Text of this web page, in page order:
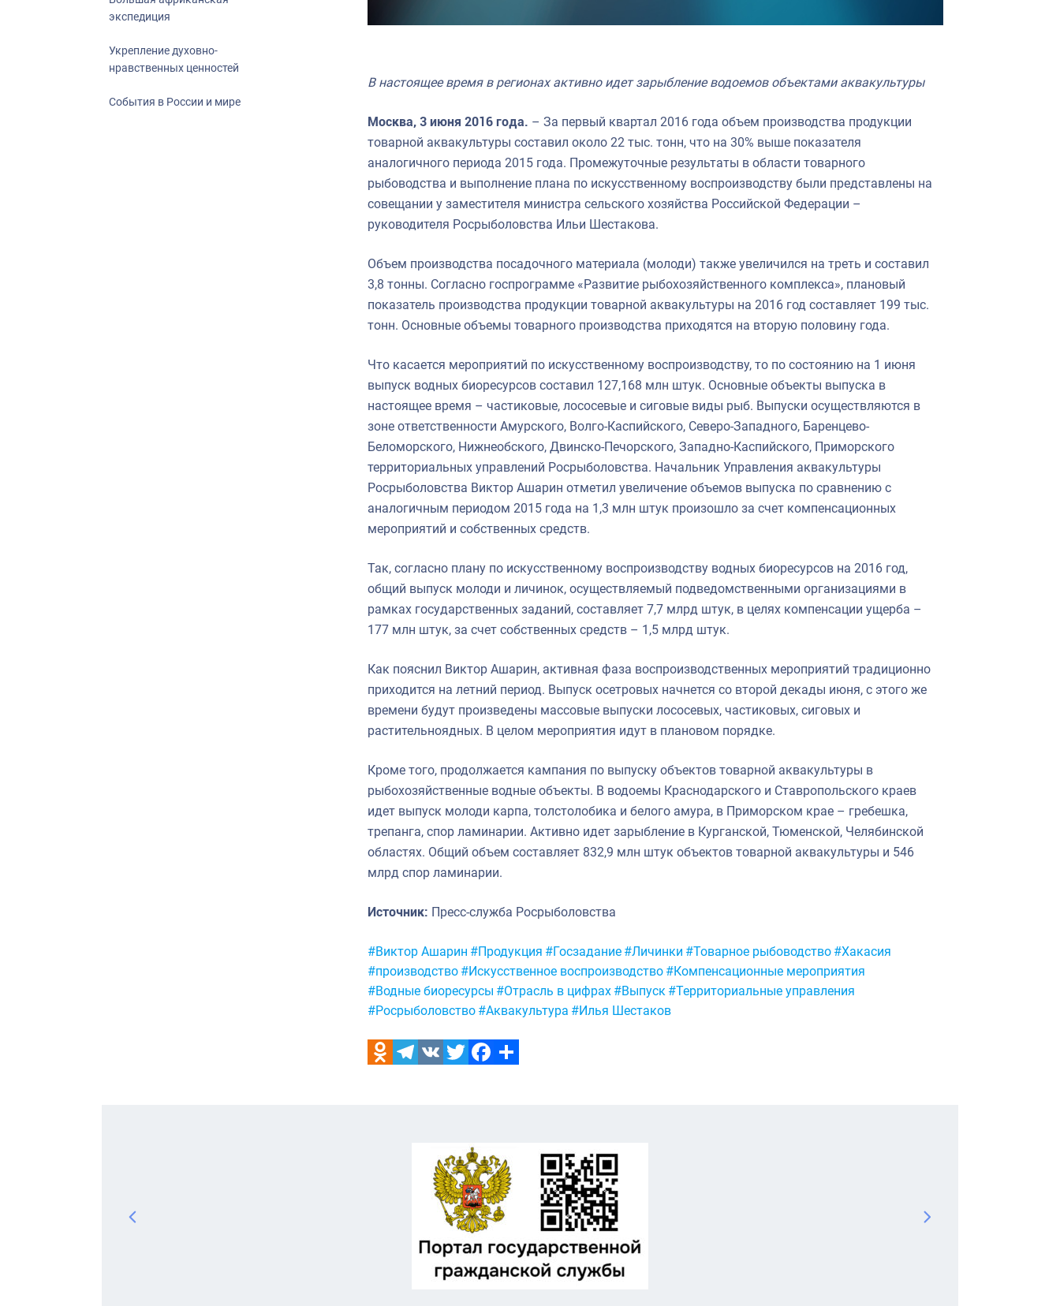
экспедиция
Укрепление духовно-
нравственных ценностей
События в России и мире
В настоящее время в регионах активно идет зарыбление водоемов объектами аквакультуры
Москва, 3 июня 2016 года. – За первый квартал 2016 года объем производства продукции
товарной аквакультуры составил около 22 тыс. тонн, что на 30% выше показателя
аналогичного периода 2015 года. Промежуточные результаты в области товарного
рыбоводства и выполнение плана по искусственному воспроизводству были представлены на
совещании у заместителя министра сельского хозяйства Российской Федерации –
руководителя Росрыболовства Ильи Шестакова.
Объем производства посадочного материала (молоди) также увеличился на треть и составил
3,8 тонны. Согласно госпрограмме «Развитие рыбохозяйственного комплекса», плановый
показатель производства продукции товарной аквакультуры на 2016 год составляет 199 тыс.
тонн. Основные объемы товарного производства приходятся на вторую половину года.
Что касается мероприятий по искусственному воспроизводству, то по состоянию на 1 июня
выпуск водных биоресурсов составил 127,168 млн штук. Основные объекты выпуска в
настоящее время – частиковые, лососевые и сиговые виды рыб. Выпуски осуществляются в
зоне ответственности Амурского, Волго-Каспийского, Северо-Западного, Баренцево-
Беломорского, Нижнеобского, Двинско-Печорского, Западно-Каспийского, Приморского
территориальных управлений Росрыболовства. Начальник Управления аквакультуры
Росрыболовства Виктор Ашарин отметил увеличение объемов выпуска по сравнению с
аналогичным периодом 2015 года на 1,3 млн штук произошло за счет компенсационных
мероприятий и собственных средств.
Так, согласно плану по искусственному воспроизводству водных биоресурсов на 2016 год,
общий выпуск молоди и личинок, осуществляемый подведомственными организациями в
рамках государственных заданий, составляет 7,7 млрд штук, в целях компенсации ущерба –
177 млн штук, за счет собственных средств – 1,5 млрд штук.
Как пояснил Виктор Ашарин, активная фаза воспроизводственных мероприятий традиционно
приходится на летний период. Выпуск осетровых начнется со второй декады июня, с этого же
времени будут произведены массовые выпуски лососевых, частиковых, сиговых и
растительноядных. В целом мероприятия идут в плановом порядке.
Кроме того, продолжается кампания по выпуску объектов товарной аквакультуры в
рыбохозяйственные водные объекты. В водоемы Краснодарского и Ставропольского краев
идет выпуск молоди карпа, толстолобика и белого амура, в Приморском крае – гребешка,
трепанга, спор ламинарии. Активно идет зарыбление в Курганской, Тюменской, Челябинской
областях. Общий объем составляет 832,9 млн штук объектов товарной аквакультуры и 546
млрд спор ламинарии.
Источник: Пресс-служба Росрыболовства
Метки:
#Виктор Ашарин #Продукция #Госзадание #Личинки #Товарное рыбоводство #Хакасия
#производство #Искусственное воспроизводство #Компенсационные мероприятия
#Водные биоресурсы #Отрасль в цифрах #Выпуск #Территориальные управления
#Росрыболовство #Аквакультура #Илья Шестаков